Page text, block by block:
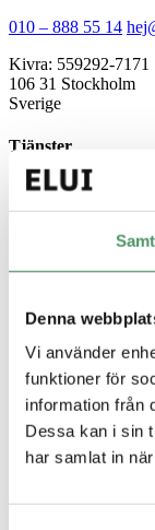
Denna
Vi använder
funktioner för
information från
Dessa kan i sin
har samlat in
010 – 888 55 14
Kivra: 559292-7171
106 31 Stockholm
Sverige
Tjänster
Markbaserad
Gemensamt
Enskilt avlopp
Slamavskiljare
Hög
Avlopp för